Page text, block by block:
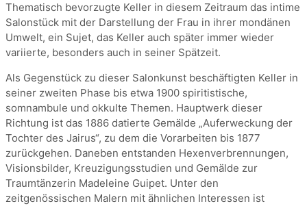
Thematisch bevorzugte Keller in diesem Zeitraum das intime
Salonstück mit der Darstellung der Frau in ihrer mondänen
Umwelt, ein Sujet, das Keller auch später immer wieder
variierte, besonders auch in seiner Spätzeit.
Als Gegenstück zu dieser Salonkunst beschäftigten Keller in
seiner zweiten Phase bis etwa 1900 spiritistische,
somnambule und okkulte Themen. Hauptwerk dieser
Richtung ist das 1886 datierte Gemälde „Auferweckung der
Tochter des Jairus“, zu dem die Vorarbeiten bis 1877
zurückgehen. Daneben entstanden Hexenverbrennungen,
Visionsbilder, Kreuzigungsstudien und Gemälde zur
Traumtänzerin Madeleine Guipet. Unter den
zeitgenössischen Malern mit ähnlichen Interessen ist